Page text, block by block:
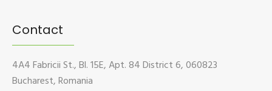
Contact
4A4 Fabricii St., Bl. 15E, Apt. 84 District 6, 060823
Bucharest, Romania